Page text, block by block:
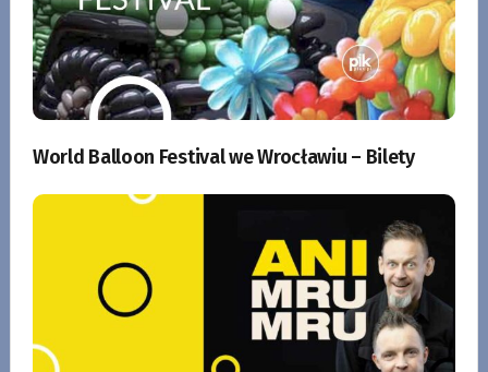
World Balloon Festival we Wrocławiu – Bilety